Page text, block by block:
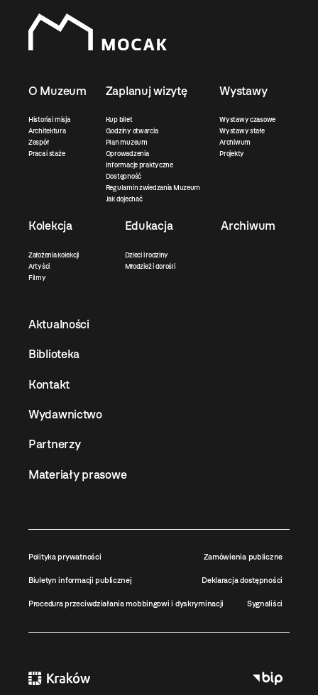
O Muzeum
Historia i misja
Architektura
Zespół
Praca i staże
Zaplanuj wizytę
Kup bilet
Godziny otwarcia
Plan muzeum
Oprowadzenia
Informacje praktyczne
Dostępność
Regulamin zwiedzania Muzeum
Jak dojechać
Wystawy
Wystawy czasowe
Wystawy stałe
Archiwum
Projekty
Kolekcja
Założenia kolekcji
Artyści
Filmy
Edukacja
Dzieci i rodziny
Młodzież i dorośli
Archiwum
Aktualności
Biblioteka
Kontakt
Wydawnictwo
Partnerzy
Materiały prasowe
Polityka prywatności Zamówienia publiczne
Biuletyn informacji publicznej Deklaracja dostępności
Procedura przeciwdziałania mobbingowi i dyskryminacji Sygnaliści